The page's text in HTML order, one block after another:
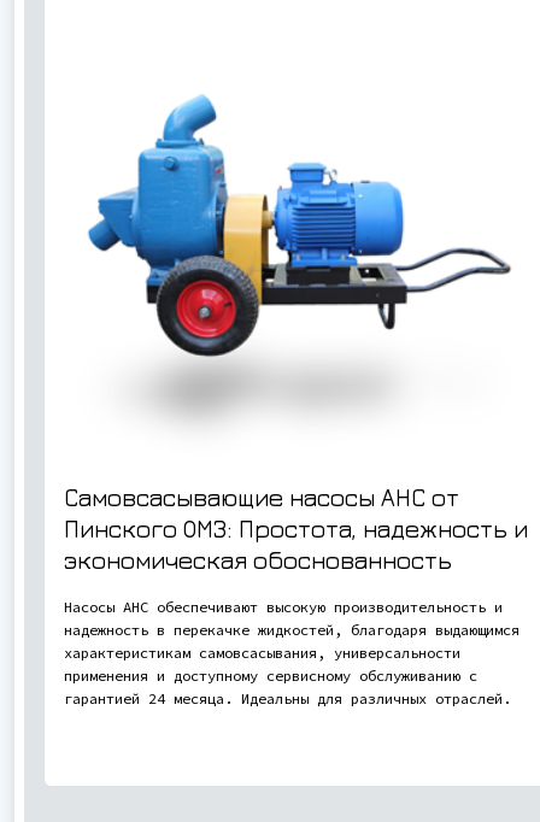
Самовсасывающие насосы АНС от
Пинского ОМЗ: Простота, надежность и
экономическая обоснованность
Насосы АНС обеспечивают высокую производительность и
надежность в перекачке жидкостей, благодаря выдающимся
характеристикам самовсасывания, универсальности
применения и доступному сервисному обслуживанию с
гарантией 24 месяца. Идеальны для различных отраслей.